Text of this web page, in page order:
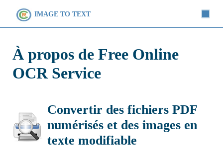
IMAGE TO TEXT
À propos de Free Online
OCR Service
Convertir des fichiers PDF
numérisés et des images en
texte modifiable